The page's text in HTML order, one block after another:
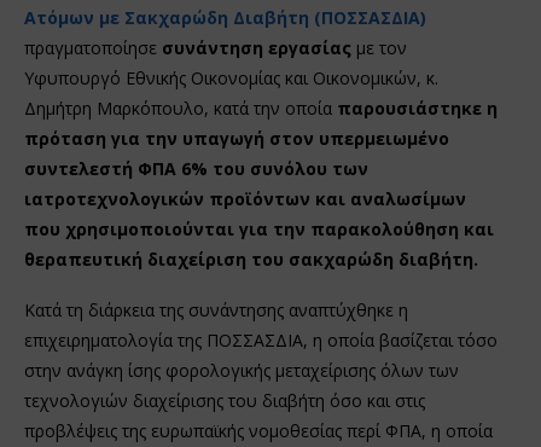
Ατόμων με Σακχαρώδη Διαβήτη (ΠΟΣΣΑΣΔΙΑ)
πραγματοποίησε συνάντηση εργασίας με τον
Υφυπουργό Εθνικής Οικονομίας και Οικονομικών, κ.
Δημήτρη Μαρκόπουλο, κατά την οποία παρουσιάστηκε η
πρόταση για την υπαγωγή στον υπερμειωμένο
συντελεστή ΦΠΑ 6% του συνόλου των
ιατροτεχνολογικών προϊόντων και αναλωσίμων
που χρησιμοποιούνται για την παρακολούθηση και
θεραπευτική διαχείριση του σακχαρώδη διαβήτη.
Κατά τη διάρκεια της συνάντησης αναπτύχθηκε η
επιχειρηματολογία της ΠΟΣΣΑΣΔΙΑ, η οποία βασίζεται τόσο
στην ανάγκη ίσης φορολογικής μεταχείρισης όλων των
τεχνολογιών διαχείρισης του διαβήτη όσο και στις
προβλέψεις της ευρωπαϊκής νομοθεσίας περί ΦΠΑ, η οποία